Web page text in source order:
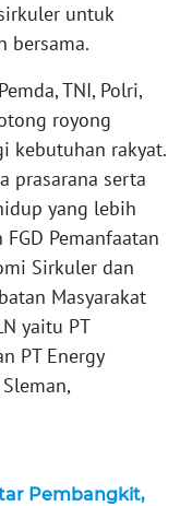
untuk
bersama.
TNI, Polri,
royong
kebutuhan rakyat.
prasarana serta
yang lebih
Pemanfaatan
Sirkuler dan
Masyarakat
yaitu PT
PT Energy
Pembangkit,